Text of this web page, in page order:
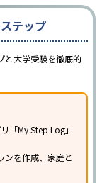
テップ
と大学受験を徹底的
「My Step Log」
ンを作成、家庭と